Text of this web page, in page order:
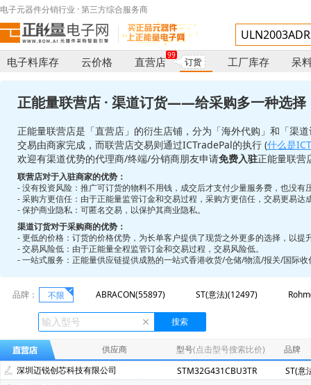
电子元器件分销行业 · 第三方综合服务商
电子料库存 云价格 直营店
99
订货 工厂库存 呆
正能量联营店 · 渠道订货——给采购多一种选择
正能量联营店是「直营店」的衍生店铺，分为「海外代购」和「渠
交易由商家完成，而联营店交易则通过ICTradePal的执行 (什么是
欢迎有渠道优势的代理商/终端/分销商朋友申请免费入驻正能量联营
联营店对于入驻商家的优势：
- 没有投资风险：推广可订货的物料不用钱，成交后才支付少量服务费，也没有
- 采购方更信任：由于正能量监管订金和交易过程，采购方更信任，交易更易达
- 保护商业隐私：可匿名交易，以保护其商业隐私。
渠道订货对于采购商的优势：
- 更低的价格：订货的价格优势，为长单客户提供了现货之外更多的选择，以提
- 交易风险低：由于正能量全程监管订金和交易过程，交易风险低。
- 一站式服务：正能量供应链提供成熟的一站式香港收货/仓储/物流/报关/国际
品牌： 不限 ABRACON(55897) ST(意法)(12497)
Ecliptek(507)
TOSHIBA(东芝)(400)
XLSEMI(芯龙)(185)
Renesas(瑞萨)(162)
Mindmotion(灵动微)(72)
JST(日压)(70)
Cyntec(乾坤
Infineon(英飞凌)(49)
Hisilicon(海思)(40)
Cachip(锦锐
供应商 型号(点击型号搜索比价)
品牌
深圳迈锐创芯科技有限公司
STM32G431CBU3TR
ST(意